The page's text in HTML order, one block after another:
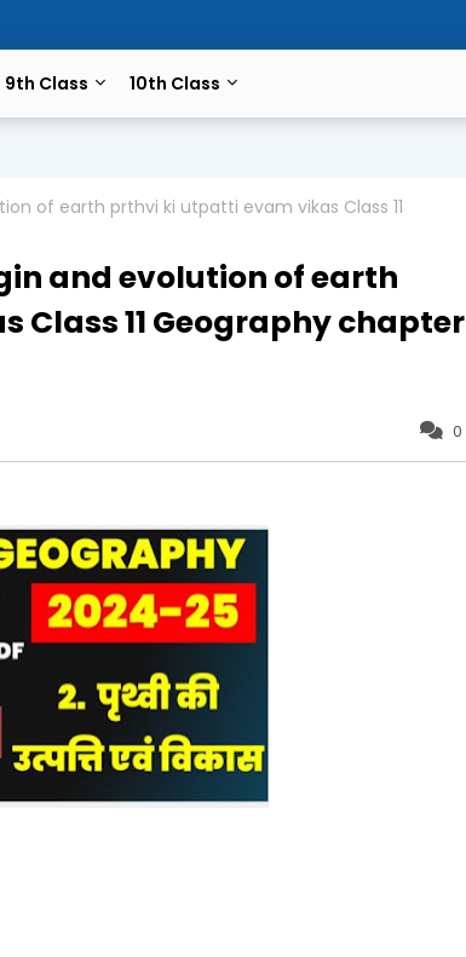
9th Class 10th Class
of earth prthvi ki utpatti evam vikas Class 11
and evolution of earth
11 Geography chapter
0